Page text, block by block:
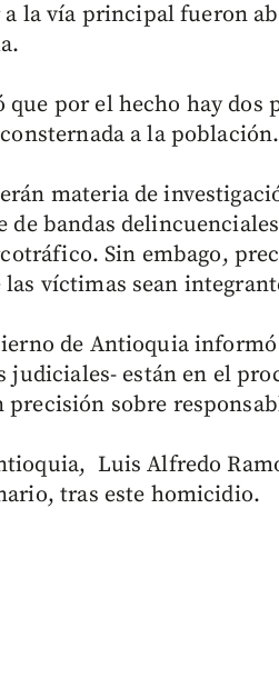
la vía principal fueron
que por el hecho hay dos
a la población.
materia de
de bandas
Sin embago,
víctimas sean
de Antioquia
judiciales- están en el
sobre
Luis Alfredo
tras este homicidio.